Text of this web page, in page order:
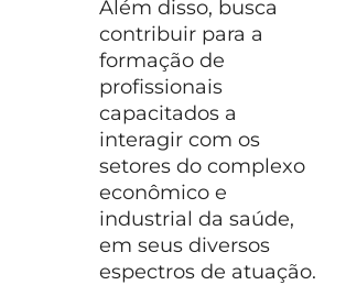
Além disso, busca
contribuir para a
formação de
profissionais
capacitados a
interagir com os
setores do complexo
econômico e
industrial da saúde,
em seus diversos
espectros de atuação.